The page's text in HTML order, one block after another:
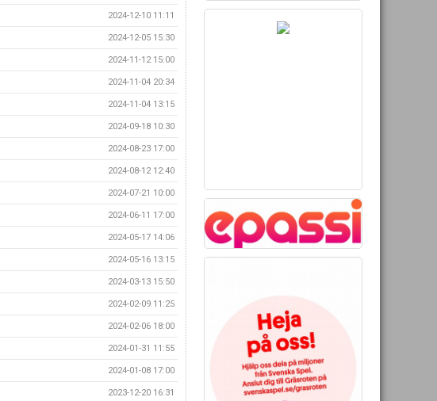
2024-12-10 11:11
2024-12-05 15:30
2024-11-12 15:00
2024-11-04 20:34
2024-11-04 13:15
2024-09-18 10:30
2024-08-23 17:00
2024-08-12 12:40
2024-07-21 10:00
2024-06-11 17:00
2024-05-17 14:06
2024-05-16 13:15
2024-03-13 15:50
2024-02-09 11:25
2024-02-06 18:00
2024-01-31 11:55
2024-01-08 17:00
2023-12-20 16:31